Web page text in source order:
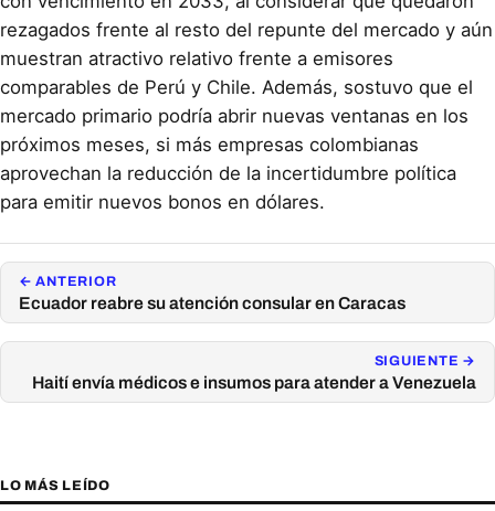
rezagados frente al resto del repunte del mercado y aún
muestran atractivo relativo frente a emisores
comparables de Perú y Chile. Además, sostuvo que el
mercado primario podría abrir nuevas ventanas en los
próximos meses, si más empresas colombianas
aprovechan la reducción de la incertidumbre política
para emitir nuevos bonos en dólares.
← ANTERIOR
Ecuador reabre su atención consular en Caracas
SIGUIENTE →
Haití envía médicos e insumos para atender a Venezuela
LO MÁS LEÍDO